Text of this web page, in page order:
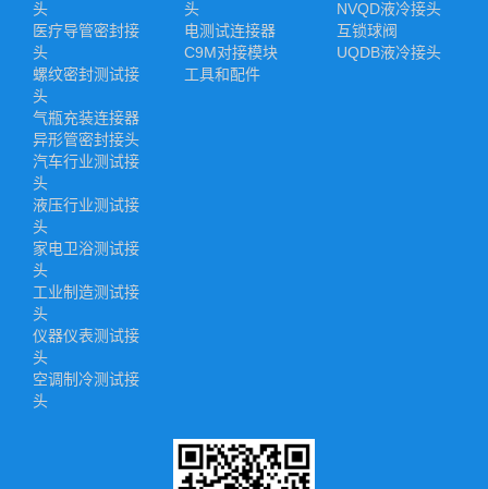
头
医疗导管密封接
头
螺纹密封测试接
头
气瓶充装连接器
异形管密封接头
汽车行业测试接
头
液压行业测试接
头
家电卫浴测试接
头
工业制造测试接
头
仪器仪表测试接
头
空调制冷测试接
头
头
电测试连接器
C9M对接模块
工具和配件
NVQD液冷接头
互锁球阀
UQDB液冷接头